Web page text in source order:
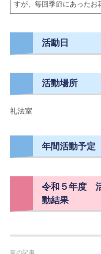
すが、毎回季節にあったお
活動日
活動場所
礼法室
年間活動予定
令和５年度
動結果
前の記事